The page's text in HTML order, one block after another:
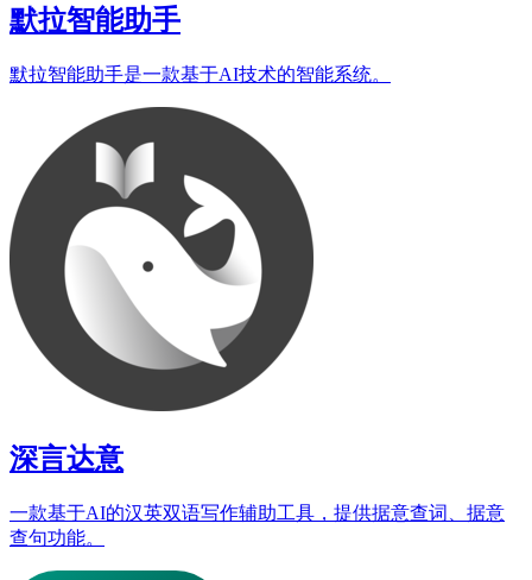
默拉智能助手
默拉智能助手是一款基于AI技术的智能系统。
深言达意
一款基于AI的汉英双语写作辅助工具，提供据意查词、据意
查句功能。